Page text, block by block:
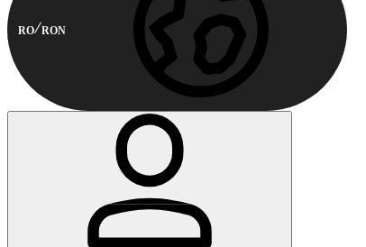
RO RON